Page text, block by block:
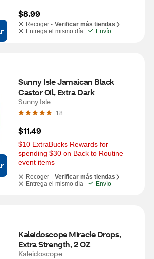
$8.99
Recoger - Verificar más tiendas
Entrega el mismo día
Envío
Sunny Isle Jamaican Black
Castor Oil, Extra Dark
Sunny Isle
18
$11.49
$10 ExtraBucks Rewards for
spending $30 on Back to Routine
event items
Recoger - Verificar más tiendas
Entrega el mismo día
Envío
Kaleidoscope Miracle Drops,
Extra Strength, 2 OZ
Kaleidoscope